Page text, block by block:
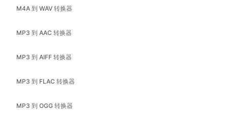
M4A 到 WAV 转换器
MP3 到 AAC 转换器
MP3 到 AIFF 转换器
MP3 到 FLAC 转换器
MP3 到 OGG 转换器